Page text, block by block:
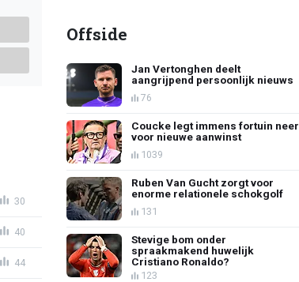
30
40
44
Offside
Jan Vertonghen deelt
aangrijpend persoonlijk nieuws
76
Coucke legt immens fortuin neer
voor nieuwe aanwinst
1039
Ruben Van Gucht zorgt voor
enorme relationele schokgolf
131
Stevige bom onder
spraakmakend huwelijk
Cristiano Ronaldo?
123